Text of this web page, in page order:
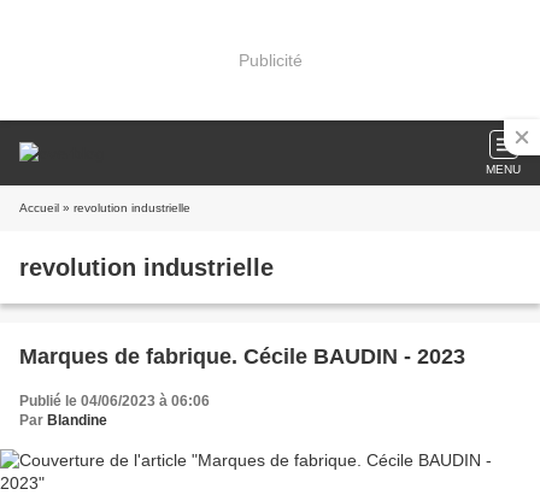
Publicité
MENU
Accueil » revolution industrielle
revolution industrielle
Marques de fabrique. Cécile BAUDIN - 2023
Publié le 04/06/2023 à 06:06
Par Blandine